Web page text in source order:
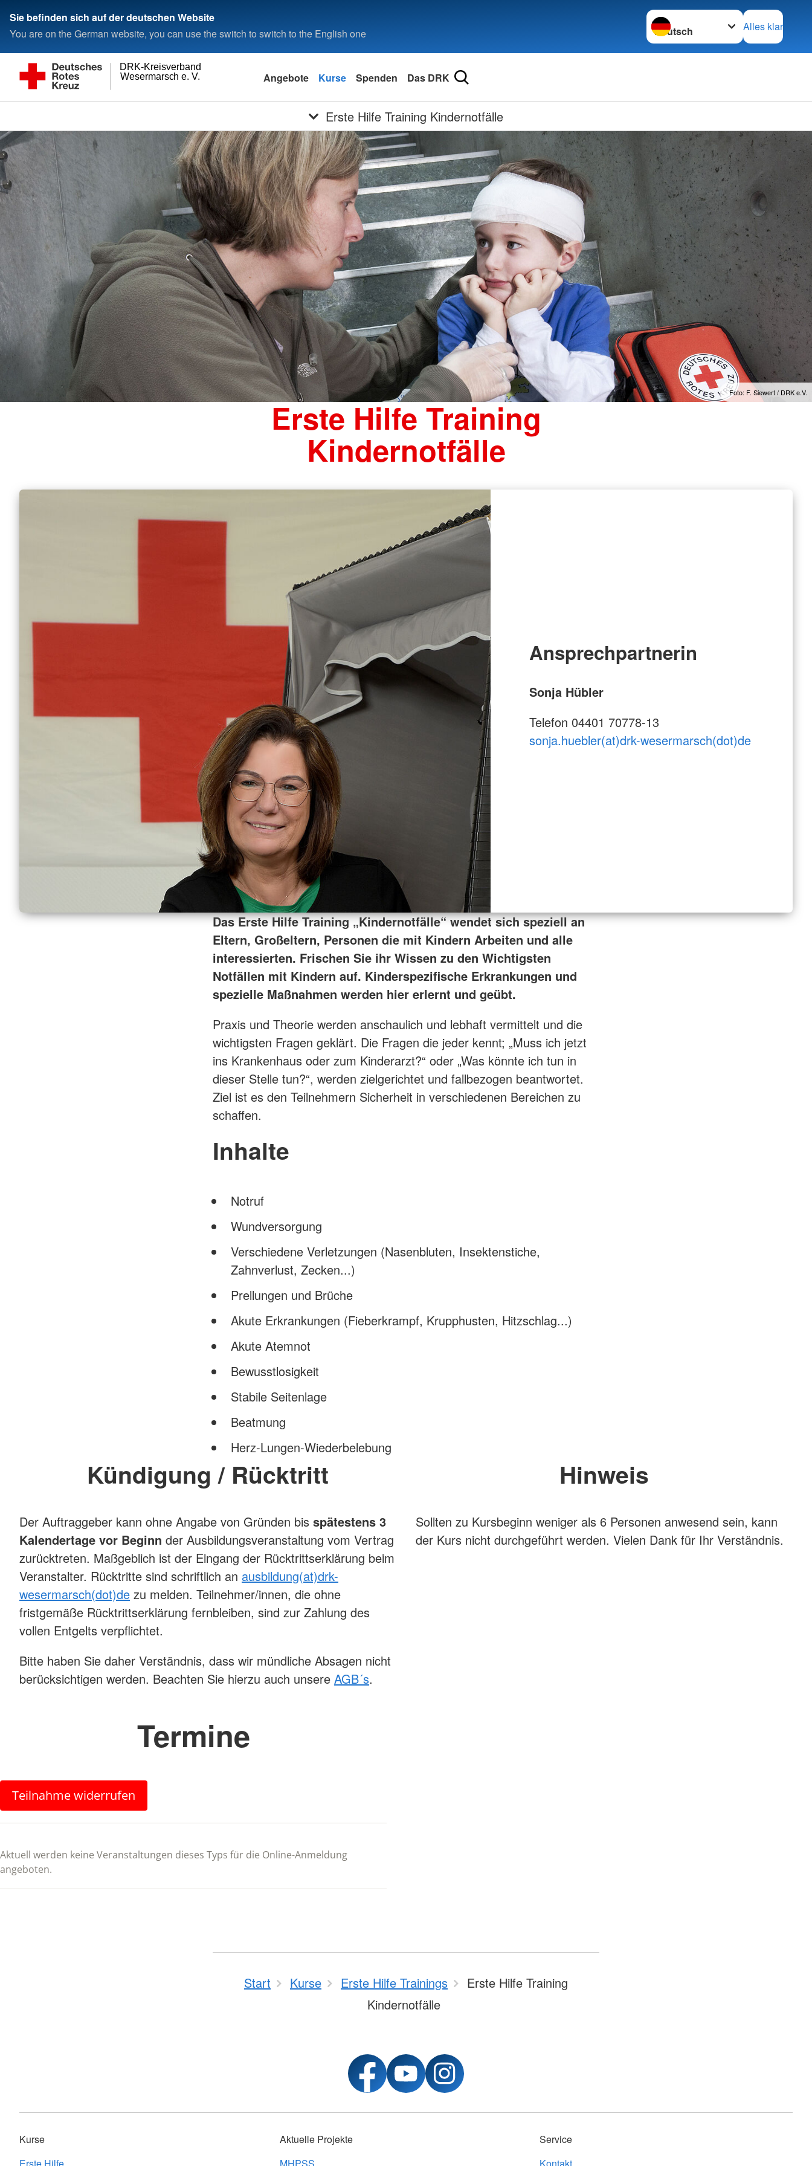
Sie befinden sich auf der deutschen Website
You are on the German website, you can use the switch to switch to the English one
Sprache wechseln zu
Alles klar
Wesermarsch e. V.
DRK-Kreisverband
Angebote Kurse Spenden Das DRK
Erste Hilfe Training Kindernotfälle
Foto: F. Siewert / DRK e.V.
Erste Hilfe Training
Kindernotfälle
Ansprechpartnerin
Sonja Hübler
Telefon 04401 70778-13
sonja.huebler(at)drk-wesermarsch(dot)de
Das Erste Hilfe Training „Kindernotfälle“ wendet sich speziell an
Eltern, Großeltern, Personen die mit Kindern Arbeiten und alle
interessierten. Frischen Sie ihr Wissen zu den Wichtigsten
Notfällen mit Kindern auf. Kinderspezifische Erkrankungen und
spezielle Maßnahmen werden hier erlernt und geübt.
Praxis und Theorie werden anschaulich und lebhaft vermittelt und die
wichtigsten Fragen geklärt. Die Fragen die jeder kennt; „Muss ich jetzt
ins Krankenhaus oder zum Kinderarzt?“ oder „Was könnte ich tun in
dieser Stelle tun?“, werden zielgerichtet und fallbezogen beantwortet.
Ziel ist es den Teilnehmern Sicherheit in verschiedenen Bereichen zu
schaffen.
Inhalte
Notruf
Wundversorgung
Verschiedene Verletzungen (Nasenbluten, Insektenstiche,
Zahnverlust, Zecken...)
Prellungen und Brüche
Akute Erkrankungen (Fieberkrampf, Krupphusten, Hitzschlag...)
Akute Atemnot
Bewusstlosigkeit
Stabile Seitenlage
Beatmung
Herz-Lungen-Wiederbelebung
Kündigung / Rücktritt
Der Auftraggeber kann ohne Angabe von Gründen bis spätestens 3
Kalendertage vor Beginn der Ausbildungsveranstaltung vom Vertrag
zurücktreten. Maßgeblich ist der Eingang der Rücktrittserklärung beim
Veranstalter. Rücktritte sind schriftlich an ausbildung(at)drk-
wesermarsch(dot)de zu melden. Teilnehmer/innen, die ohne
fristgemäße Rücktrittserklärung fernbleiben, sind zur Zahlung des
vollen Entgelts verpflichtet.
Bitte haben Sie daher Verständnis, dass wir mündliche Absagen nicht
berücksichtigen werden. Beachten Sie hierzu auch unsere AGB´s.
Hinweis
Sollten zu Kursbeginn weniger als 6 Personen anwesend sein, kann
der Kurs nicht durchgeführt werden. Vielen Dank für Ihr Verständnis.
Termine
Teilnahme widerrufen
Aktuell werden keine Veranstaltungen dieses Typs für die Online-Anmeldung
angeboten.
Start Kurse Erste Hilfe Trainings
Erste Hilfe Training
Kindernotfälle
Kurse
Aktuelle Projekte
Service